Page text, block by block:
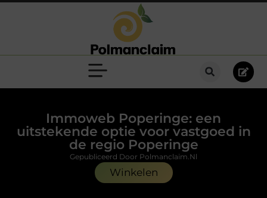
Immoweb Poperinge: een
uitstekende optie voor vastgoed in
de regio Poperinge
Winkelen
Gepubliceerd Door Polmanclaim.nl